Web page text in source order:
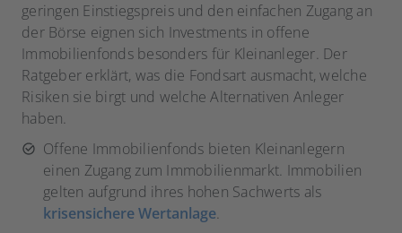
geringen Einstiegspreis und den einfachen Zugang an
der Börse eignen sich Investments in offene
Immobilienfonds besonders für Kleinanleger. Der
Ratgeber erklärt, was die Fondsart ausmacht, welche
Risiken sie birgt und welche Alternativen Anleger
haben.
Offene Immobilienfonds bieten Kleinanlegern
einen Zugang zum Immobilienmarkt. Immobilien
gelten aufgrund ihres hohen Sachwerts als
krisensichere Wertanlage.